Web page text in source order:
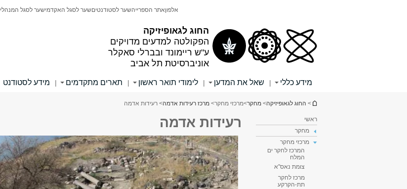
החוג לגאופיזיקה
הפקולטה למדעים מדויקים
ע"ש ריימונד ובברלי סאקלר
אוניברסיטת תל אביב
אלפוןאתר הספרייהשער לסטודנטיםשער לסגל האקדמישער לסגל המנהלי
מידע כללי | שאל את המדען | לימודי תואר ראשון | תארים מתקדמים | מידע לסטודנט
הינך נמצא כאן
> החוג לגאופיזיקה> מחקר>מרכזי מחקר> מרכז רעידות אדמה> רעידות אדמה
ראשי
מחקר
מרכזי מחקר
המרכז לחקר ים
המלח
צומת נאס"א
מרכז לחקר
תת-הקרקע
רעידות אדמה